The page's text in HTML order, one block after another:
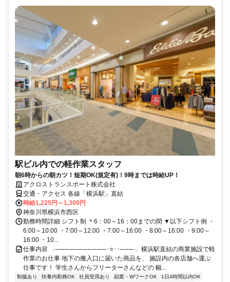
駅ビル内での軽作業スタッフ
朝6時からの朝カツ！短期OK(規定有)！9時までは時給UP！
アクロストランスポート株式会社
交通・アクセス 各線「横浜駅」直結
時給1,225円～1,300円
神奈川県横浜市西区
勤務時間詳細 シフト制 ＊6：00～16：00までの間 ▼以下シフト例 ・
6:00～10:00 ・7:00～12:00 ・7:00～16:00 ・8:00～16:00 ・9:00～
16:00 ・10...
仕事内容 ╭───────────･⭐･･───╮ 横浜駅直結の商業施設で軽
作業のお仕事 地下の搬入口に届いた商品を、 施設内の各店舗へ運ぶ
仕事です！ 学生さんからフリーターさんなどの 幅...
制服あり 扶養内勤務OK 社員登用あり 副業・WワークOK
1日4時間以内OK